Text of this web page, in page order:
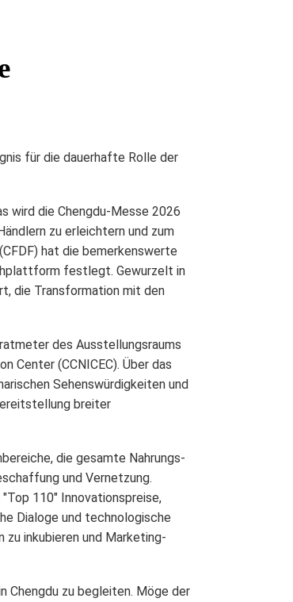
für die dauerhafte Rolle der
wird die Chengdu-Messe 2026
zu erleichtern und zum
hat die bemerkenswerte
festlegt. Gewurzelt in
die Transformation mit den
des Ausstellungsraums
Center (CCNICEC). Über das
Sehenswürdigkeiten und
breiter
, die gesamte Nahrungs-
und Vernetzung.
"Top 110" Innovationspreise,
Dialoge und technologische
inkubieren und Marketing-
Chengdu zu begleiten. Möge der